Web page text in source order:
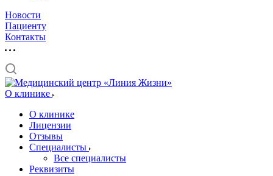
Новости
Пациенту
Контакты
О клинике
О клинике
Лицензии
Отзывы
Специалисты
Все специалисты
Реквизиты